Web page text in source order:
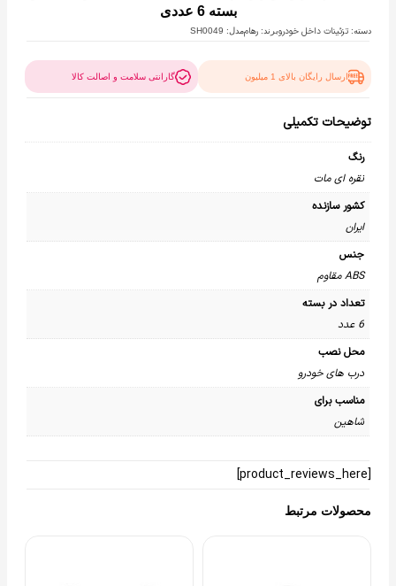
بسته 6 عددی
دسته: تزئینات داخل خودروبرند: رهاممدل: SH0049
ارسال رایگان بالای 1 میلیون گارانتی سلامت و اصالت کالا
توضیحات تکمیلی
رنگ
نقره ای مات
کشور سازنده
ایران
جنس
ABS مقاوم
تعداد در بسته
6 عدد
محل نصب
درب های خودرو
مناسب برای
شاهین
[product_reviews_here]
محصولات مرتبط